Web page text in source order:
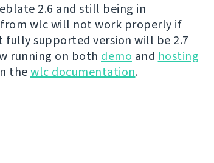
2.6 and still being in
wlc will not work properly if
fully supported version will be 2.7
running on both demo and hosting
thewlc documentation.